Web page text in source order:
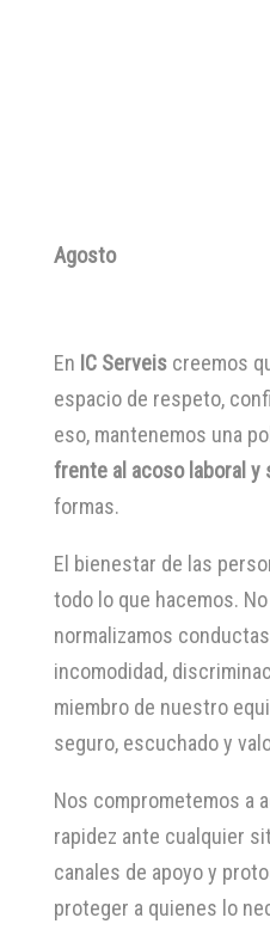
Agosto
En IC Serveiscreemos
espacio de respeto,
eso, mantenemos una
frente al acoso laboral y
formas.
El bienestar de las
todo lo que hacemos.
normalizamos
incomodidad,
miembro de nuestro
seguro, escuchado y
Nos comprometemos a
rapidez ante cualquier
canales de apoyo y
proteger a quienes lo